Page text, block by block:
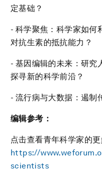
定基础？
- 科学聚焦：科学家如何
对抗生素的抵抗能力？
- 基因编辑的未来：研究
探寻新的科学前沿？
- 流行病与大数据：遏制
编辑参考：
点击查看青年科学家的更
https://
scientists